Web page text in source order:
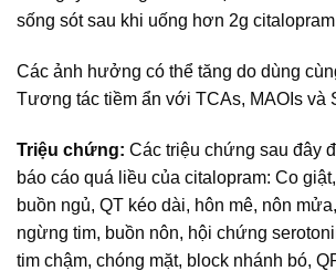
sống sót sau khi uống hơn 2g
Các ảnh hưởng có thể tăng do dùng
Tương tác tiềm ẩn với TCAs, MAOIs và
Triệu chứng: Các triệu chứng sau đây
báo cáo quá liều của citalopram: Co
buồn ngủ, QT kéo dài, hôn mê, nôn
ngừng tim, buồn nôn, hội chứng
tim chậm, chóng mặt, block nhánh bó,